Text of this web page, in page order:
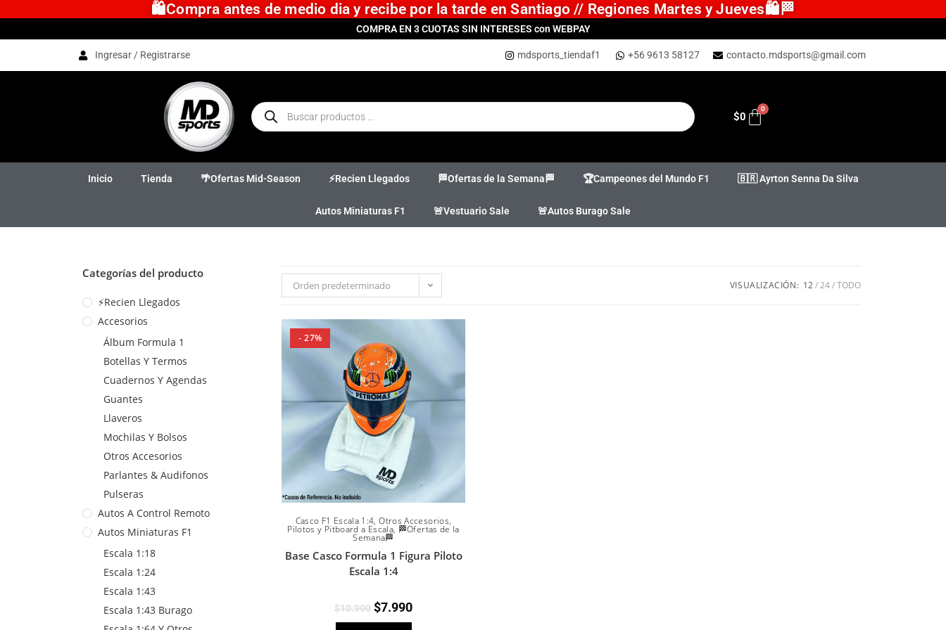
🛍️Compra antes de medio dia y recibe por la tarde en Santiago // Regiones Martes y Jueves🛍️🏁
COMPRA EN 3 CUOTAS SIN INTERESES con WEBPAY
Ingresar / Registrarse mdsports_tiendaf1 +56 9613 58127 contacto.mdsports@gmail.com
$0
Inicio Tienda 🌴Ofertas Mid-Season ⚡Recien Llegados 🏁Ofertas de la Semana🏁 🏆Campeones del Mundo F1 🇧🇷 Ayrton Senna Da Silva
Autos Miniaturas F1 🚨Vestuario Sale 🚨Autos Burago Sale
Categorías del producto
⚡Recien Llegados
Accesorios
Álbum Formula 1
Botellas Y Termos
Cuadernos Y Agendas
Guantes
Llaveros
Mochilas Y Bolsos
Otros Accesorios
Parlantes & Audifonos
Pulseras
Autos A Control Remoto
Autos Miniaturas F1
Escala 1:18
Escala 1:24
Escala 1:43
Escala 1:43 Burago
Orden predeterminado VISUALIZACIÓN: 12 24 TODO
- 27%
Casco F1 Escala 1:4,Otros Accesorios,
Pilotos y Pitboard a Escala, 🏁Ofertas de la
Semana🏁
Base Casco Formula 1 Figura Piloto
Escala 1:4
$10.990 $7.990